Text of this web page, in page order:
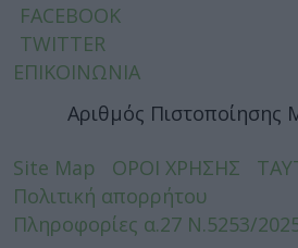
FACEBOOK
TWITTER
ΕΠΙΚΟΙΝΩΝΙΑ
Αριθμός Πιστοποίησης
Site Map ΟΡΟΙ ΧΡΗΣΗΣ
Πολιτική απορρήτου
Πληροφορίες α.27 Ν.5253/